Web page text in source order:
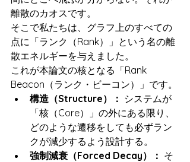
離散のカオスです。
そこで私たちは、グラフ上のすべての
点に「ランク（Rank）」という名の離
散エネルギーを与えました。
これが本論文の核となる「Rank
Beacon（ランク・ビーコン）」です。
構造（Structure）： システムが
「核（Core）」の外にある限り、
どのような遷移をしても必ずラン
クが減少するよう設計する。
強制減衰（Forced Decay）： そ